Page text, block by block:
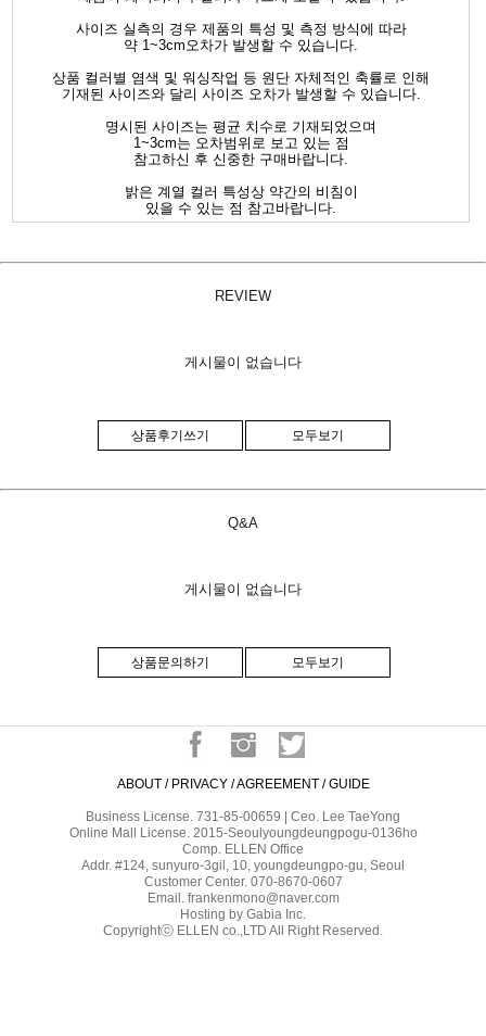
사이즈 실측의 경우 제품의 특성 및 측정 방식에 따라
약 1~3cm오차가 발생할 수 있습니다.
상품 컬러별 염색 및 워싱작업 등 원단 자체적인 축률로 인해
기재된 사이즈와 달리 사이즈 오차가 발생할 수 있습니다.
명시된 사이즈는 평균 치수로 기재되었으며
1~3cm는 오차범위로 보고 있는 점
참고하신 후 신중한 구매바랍니다.
밝은 계열 컬러 특성상 약간의 비침이
있을 수 있는 점 참고바랍니다.
REVIEW
게시물이 없습니다
상품후기쓰기 모두보기
Q&A
게시물이 없습니다
상품문의하기 모두보기
ABOUT / PRIVACY /AGREEMENT / GUIDE
Business License. 731-85-00659 | Ceo. Lee TaeYong
Online Mall License. 2015-Seoulyoungdeungpogu-0136ho
Comp. ELLEN Office
Addr. #124, sunyuro-3gil, 10, youngdeungpo-gu, Seoul
Customer Center. 070-8670-0607
Email. frankenmono@naver.com
Hosting by Gabia Inc.
Copyrightⓒ ELLEN co.,LTD All Right Reserved.